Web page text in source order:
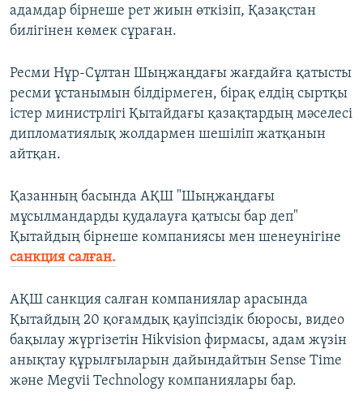
адамдар бірнеше рет жиын өткізіп, Қазақстан
билігінен көмек сұраған.
Ресми Нұр-Сұлтан Шыңжаңдағы жағдайға қатысты
ресми ұстанымын білдірмеген, бірақ елдің сыртқы
істер министрлігі Қытайдағы қазақтардың мәселесі
дипломатиялық жолдармен шешіліп жатқанын
айтқан.
Қазанның басында АҚШ "Шыңжаңдағы
мұсылмандарды қудалауға қатысы бар деп"
Қытайдың бірнеше компаниясы мен шенеунігіне
санкция салған.
АҚШ санкция салған компаниялар арасында
Қытайдың 20 қоғамдық қауіпсіздік бюросы, видео
бақылау жүргізетін Hikvision фирмасы, адам жүзін
анықтау құрылғыларын дайындайтын Sense Time
және Megvii Technology компаниялары бар.